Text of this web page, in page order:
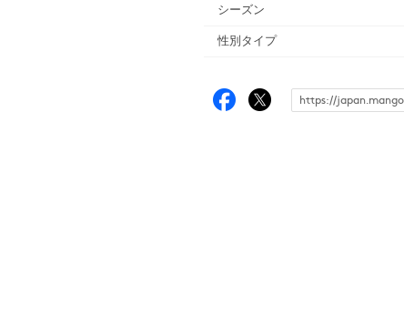
シーズン
性別タイプ